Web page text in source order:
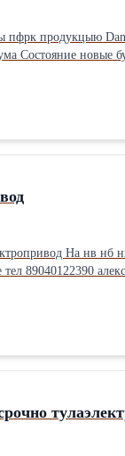
пфрк продукцыю
На нв нб нв
89040122390